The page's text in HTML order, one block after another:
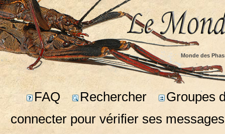
Monde des
FAQ Rechercher
Groupes
connecter pour vérifier ses